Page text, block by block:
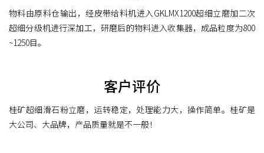
物料由原料仓输出，经皮带给料机进入GKLMX1200超细立磨加二次
超细分级机进行深加工，研磨后的物料进入收集器，成品粒度为800
~1250目。
客户评价
桂矿超细滑石粉立磨，运转稳定，处理能力大，操作简单。桂矿是
大公司、大品牌，产品质量就是不一般！